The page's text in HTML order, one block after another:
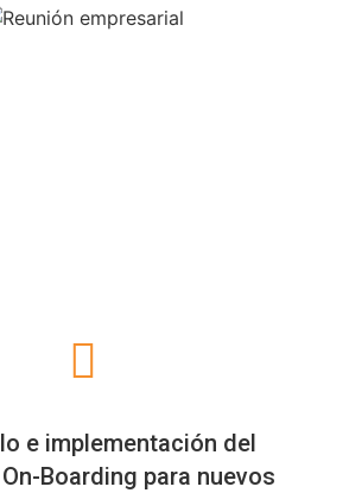
e implementación del
Boarding para nuevos